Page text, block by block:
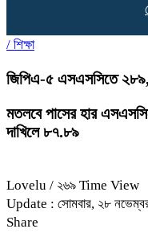
/ শিক্ষা
জিপিএ-৫ এসএসসিতে
মতলবে পাসের হার
দাখিলে ৮৭.৮৯
Lovelu / ২৬৯ Time View
Update : সোমবার, ২৮
Share